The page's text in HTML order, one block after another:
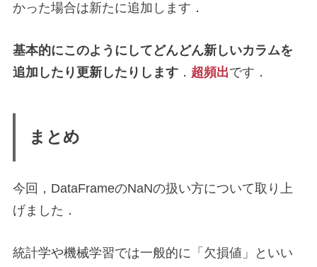
かった場合は新たに追加します．
基本的にこのようにしてどんどん新しいカラムを
追加したり更新したりします ． 超頻出です．
まとめ
今回，DataFrameのNaNの扱い方について取り上
げました．
統計学や機械学習では一般的に「欠損値」といい